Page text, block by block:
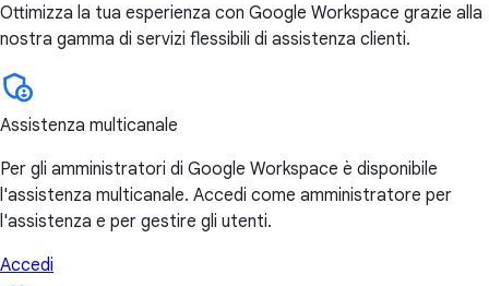
Ottimizza la tua esperienza con Google Workspace grazie alla
nostra gamma di servizi flessibili di assistenza clienti.
Assistenza multicanale
Per gli amministratori di Google Workspace è disponibile
l'assistenza multicanale. Accedi come amministratore per
l'assistenza e per gestire gli utenti.
Accedi